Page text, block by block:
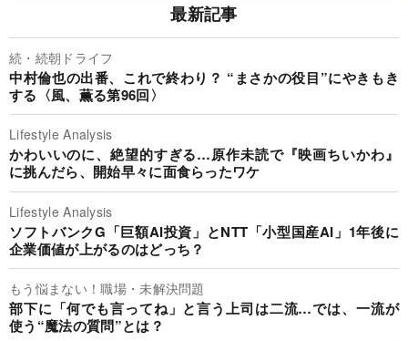
最新記事
続・続朝ドライフ
中村倫也の出番、これで終わり？ “まさかの役目”にやきもき
する〈風、薫る第96回〉
Lifestyle Analysis
かわいいのに、絶望的すぎる…原作未読で『映画ちいかわ』
に挑んだら、開始早々に面食らったワケ
Lifestyle Analysis
ソフトバンクG「巨額AI投資」とNTT「小型国産AI」1年後に
企業価値が上がるのはどっち？
もう悩まない！職場・未解決問題
部下に「何でも言ってね」と言う上司は二流…では、一流が
使う“魔法の質問”とは？